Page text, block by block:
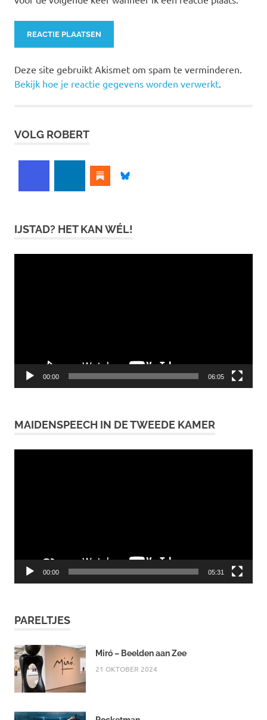
Deze site gebruikt Akismet om spam te verminderen.
Bekijk hoe je reactie gegevens worden verwerkt.
VOLG ROBERT
IJSTAD? HET KAN WÉL!
00:00 06:05
MAIDENSPEECH IN DE TWEEDE KAMER
00:00 05:31
PARELTJES
Miró – Beelden aan Zee
21 OKTOBER 2024